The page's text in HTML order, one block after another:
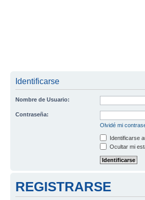
Identificarse
Nombre de Usuario:
Contraseña:
Olvidé mi
Identificarse
Ocultar mi
REGISTRARSE